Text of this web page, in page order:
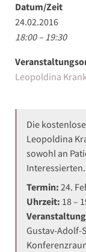
Datum/Zeit
24.02.2016
18:00 – 19:30
Leopoldina
Die
Leopoldina
sowohl an
Interessierten.
Termin: 24.
Uhrzeit: 18 –
Gustav-Adolf-